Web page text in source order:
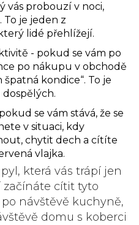
vás probouzí v noci,
je jeden z
lidé přehlížejí.
- pokud se vám po
po nákupu v obchodě
kondice“. To je
se vám stává, že se
v situaci, kdy
chytit dech a cítíte
vlajka.
která vás trápí jen
začínáte cítit tyto
návštěvě kuchyně,
domu s koberci